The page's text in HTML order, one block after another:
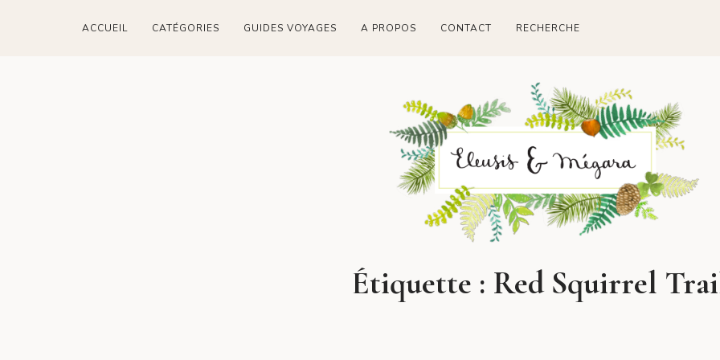
ACCUEIL CATÉGORIES GUIDES VOYAGES A PROPOS CONTACT RECHERCHE
Étiquette : Red Squirrel